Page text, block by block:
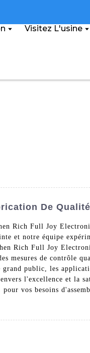
Visitez L'usine
De Qualité
Rich Full Joy
et notre équipe
Rich Full Joy
de contrôle
public, les
l'excellence et la
vos besoins